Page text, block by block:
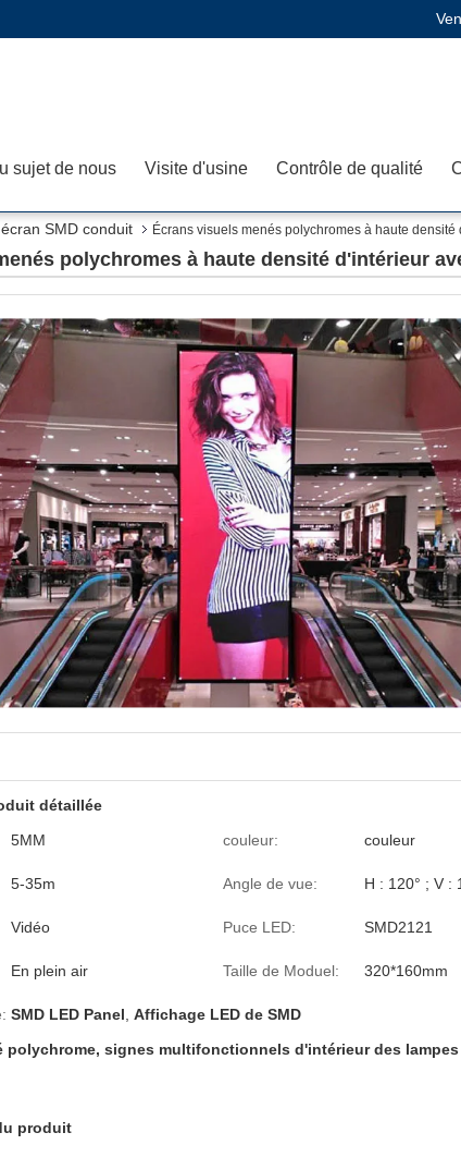
sujet de nous Visite d'usine Contrôle de qualité
écran SMD conduit Écrans visuels menés polychromes à haute
polychromes à haute densité d'intérieur
détaillée
5MM couleur: couleur
5-35m Angle de vue: H : 120° ; V :
Vidéo Puce LED: SMD2121
En plein air Taille de Moduel: 320*160mm
SMD LED Panel Affichage LED de SMD
polychrome, signes multifonctionnels d'intérieur des lampes
produit